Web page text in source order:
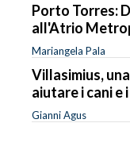
Porto Torres:
all'Atrio
Mariangela Pala
Villasimius,
aiutare i cani
Gianni Agus